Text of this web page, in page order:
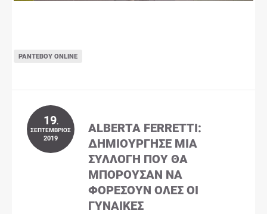
ΡΑΝΤΕΒΟΎ ONLINE
19.
ΣΕΠΤΈΜΒΡΙΟΣ
2019
ALBERTA FERRETTI:
ΔΗΜΙΟΎΡΓΗΣΕ ΜΊΑ
ΣΥΛΛΟΓΉ ΠΟΥ ΘΑ
ΜΠΟΡΟΎΣΑΝ ΝΑ
ΦΟΡΈΣΟΥΝ ΌΛΕΣ ΟΙ
ΓΥΝΑΊΚΕΣ